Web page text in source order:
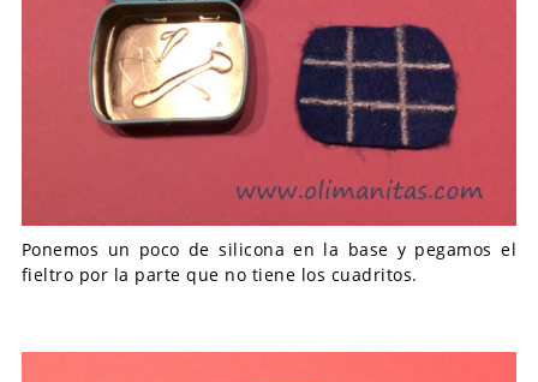
Ponemos un poco de silicona en la base y pegamos el
fieltro por la parte que no tiene los cuadritos.